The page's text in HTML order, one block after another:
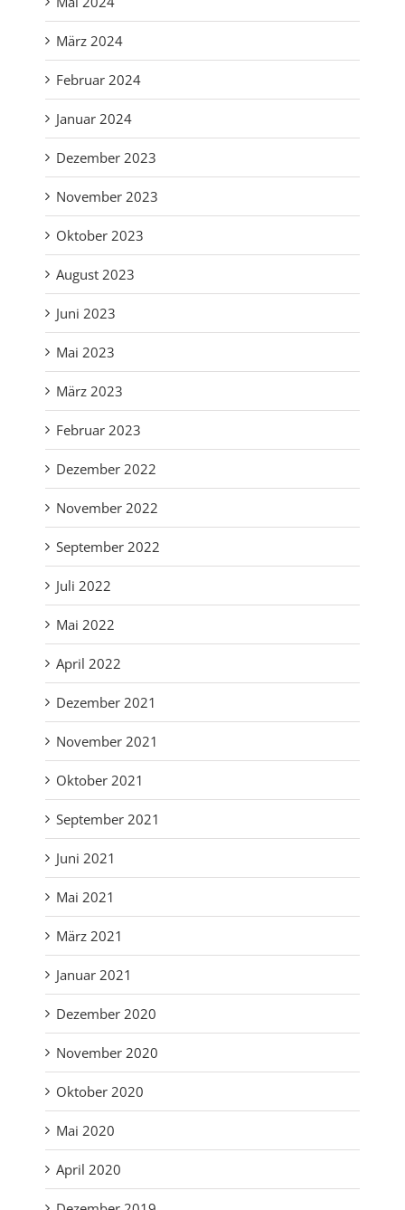
März 2024
Februar 2024
Januar 2024
Dezember 2023
November 2023
Oktober 2023
August 2023
Juni 2023
Mai 2023
März 2023
Februar 2023
Dezember 2022
November 2022
September 2022
Juli 2022
Mai 2022
April 2022
Dezember 2021
November 2021
Oktober 2021
September 2021
Juni 2021
Mai 2021
März 2021
Januar 2021
Dezember 2020
November 2020
Oktober 2020
Mai 2020
April 2020